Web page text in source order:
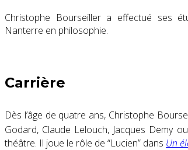
Christophe Bourseiller a effectué ses
Nanterre en philosophie.
Carrière
Dès l’âge de quatre ans, Christophe
Godard, Claude Lelouch, Jacques Demy
théâtre. Il joue le rôle de “Lucien” dans Un